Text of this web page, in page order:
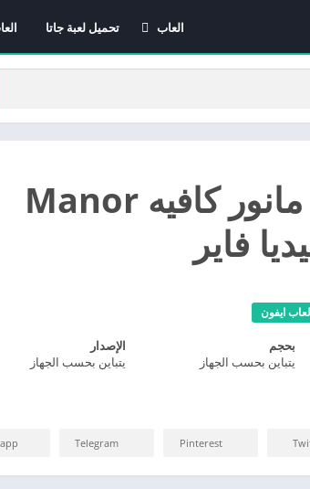
العاب
العاب الاندرويد
تحميل لعبة جاتا
تحميل لعبة مانور كافيه Manor
ايفون
بحجم
يتباين بحسب الجهاز
الإصدار
يتباين بحسب الجهاز
Pinterest
Telegram